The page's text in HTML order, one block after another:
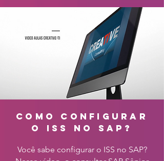
como configurar
o iss no sap?
Você sabe configurar o ISS no SAP?